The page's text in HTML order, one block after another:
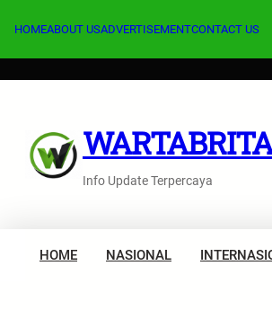
HOMEABOUT USADVERTISEMENTCONTACT US
WARTABRITA
Info Update Terpercaya
HOME NASIONAL